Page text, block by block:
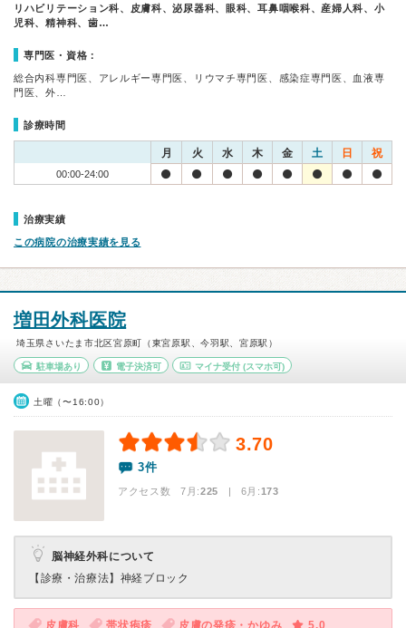
リハビリテーション科、皮膚科、泌尿器科、眼科、耳鼻咽喉科、産婦人科、小
児科、精神科、歯…
専門医・資格：
総合内科専門医、アレルギー専門医、リウマチ専門医、感染症専門医、血液専
門医、外…
診療時間
月 火 水 木 金 土 日 祝
00:00-24:00
治療実績
この病院の治療実績を見る
増田外科医院
埼玉県さいたま市北区宮原町（東宮原駅、今羽駅、宮原駅）
駐車場あり 電子決済可 マイナ受付 (スマホ可)
土曜（〜16:00）
3.70
3件
アクセス数 7月:225 | 6月:173
脳神経外科について
【診療・治療法】 神経ブロック
皮膚科 帯状疱疹 皮膚の発疹・かゆみ
5.0